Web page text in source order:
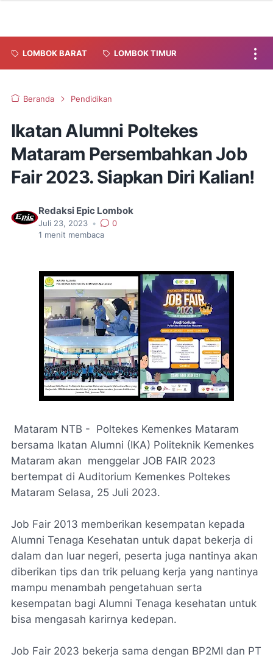
LOMBOK BARAT LOMBOK TIMUR
Beranda Pendidikan
Ikatan Alumni Poltekes
Mataram Persembahkan Job
Fair 2023. Siapkan Diri Kalian!
Redaksi Epic Lombok
Juli 23, 2023 •
0
1 menit membaca
Mataram NTB - Poltekes Kemenkes Mataram
bersama Ikatan Alumni (IKA) Politeknik Kemenkes
Mataram akan menggelar JOB FAIR 2023
bertempat di Auditorium Kemenkes Poltekes
Mataram Selasa, 25 Juli 2023.
Job Fair 2013 memberikan kesempatan kepada
Alumni Tenaga Kesehatan untuk dapat bekerja di
dalam dan luar negeri, peserta juga nantinya akan
diberikan tips dan trik peluang kerja yang nantinya
mampu menambah pengetahuan serta
kesempatan bagi Alumni Tenaga kesehatan untuk
bisa mengasah karirnya kedepan.
Job Fair 2023 bekerja sama dengan BP2MI dan PT